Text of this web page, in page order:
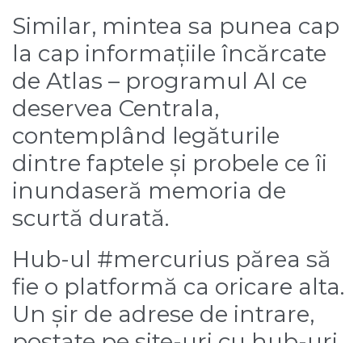
Similar, mintea sa punea cap
la cap informațiile încărcate
de Atlas – programul AI ce
deservea Centrala,
contemplând legăturile
dintre faptele și probele ce îi
inundaseră memoria de
scurtă durată.
Hub-ul #mercurius părea să
fie o platformă ca oricare alta.
Un șir de adrese de intrare,